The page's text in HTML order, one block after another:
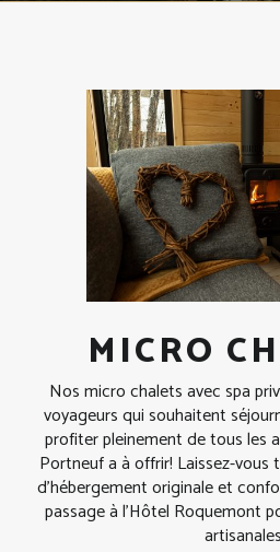
MICRO
Nos micro chalets avec spa
voyageurs qui souhaitent
profiter pleinement de tous les
Portneuf a à offrir! Laissez-
d’hébergement originale et
passage à l’Hôtel Roquemont